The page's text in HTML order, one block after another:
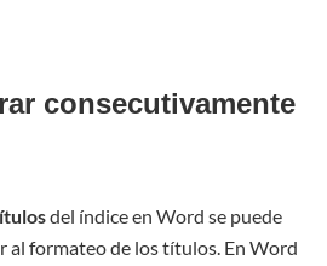
consecutivamente
del índice en Word se puede
al formateo de los títulos. En Word